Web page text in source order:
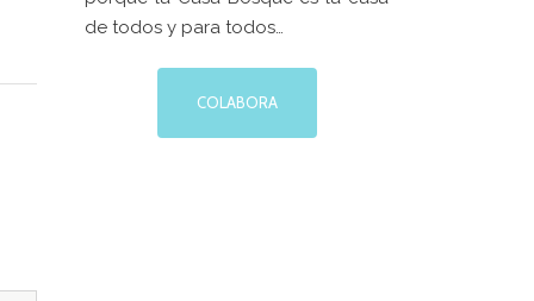
de todos y para todos…
COLABORA